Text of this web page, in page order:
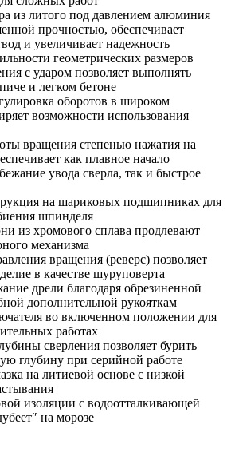
из литого под давлением алюминия
прочностью, обеспечивает
и увеличивает надежность
геометрических размеров
с ударом позволяет выполнять
и легком бетоне
оборотов в широком
возможности использования
вращения степенью нажатия на
как плавное начало
увода сверла, так и быстрое
на шариковых подшипниках для
шпинделя
из хромового сплава продлевают
механизма
вращения (реверс) позволяет
в качестве шуруповерта
дрели благодаря обрезиненной
дополнительной рукояткам
во включенном положении для
работах
сверления позволяет бурить
глубину при серийной работе
на литиевой основе с низкой
изоляции с водоотталкивающей
на морозе